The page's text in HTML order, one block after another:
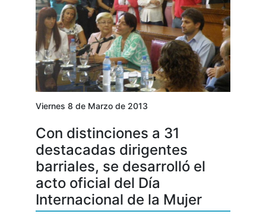
Viernes 8 de Marzo de 2013
Con distinciones a 31
destacadas dirigentes
barriales, se desarrolló el
acto oficial del Día
Internacional de la Mujer